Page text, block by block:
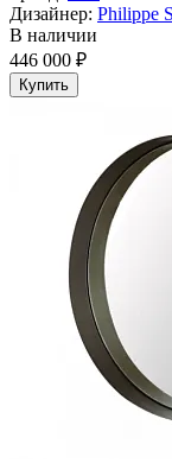
Дизайнер: Philippe
В наличии
446 000 ₽
Купить